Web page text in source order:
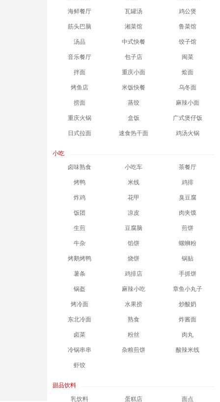
海鲜餐厅 瓦罐汤 鸡公煲
筋头巴脑 湘菜馆 鲁菜馆
汤品 中式快餐 饺子馆
音乐餐厅 包子店 闽菜
拌面 重庆小面 烩面
烤鱼店 米饭快餐 乌冬面
捞面 蒸饺 麻辣小面
重庆火锅 盒饭 广式煲仔饭
日式拉面 速食热干面 鸡汤火锅
小吃
卤味熟食 小吃车 茶餐厅
烤鸭 米线 鸡排
炸鸡 花甲 臭豆腐
饭团 凉皮 肉夹馍
生煎 豆腐脑 煎饼
牛杂 馅饼 螺蛳粉
烤鹅烤鸭 烧饼 锅贴
薯条 鸡排店 手抓饼
锅盔 麻辣小吃 章鱼小丸子
烤冷面 水果捞 炒酸奶
东北冷面 熟食 炸酱面
卤菜 粉丝 肉丸
冷锅串串 杂粮煎饼 酸辣米线
虾饺
甜品饮料
乳饮料 蛋糕店 面点